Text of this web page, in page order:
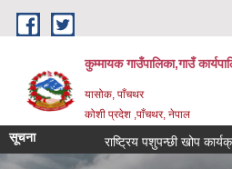
Skip to main content
कुम्मायक गाउँपालिका,गाउँ
यासोक, पाँचथर
कोशी प्रदेश ,पाँचथर, नेपाल
सूचना राष्ट्रिय पशुपन्छी खोप